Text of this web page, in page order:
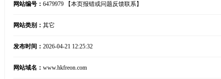
网站编号： 6479979 【本页报错或问题反馈联系】
网站类别： 其它
发布时间： 2026-04-21 12:25:32
网站域名： www.hkfreon.com